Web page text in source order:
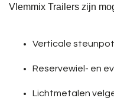
Vlemmix Trailers zijn
Verticale
Reservewiel- en
Lichtmetalen